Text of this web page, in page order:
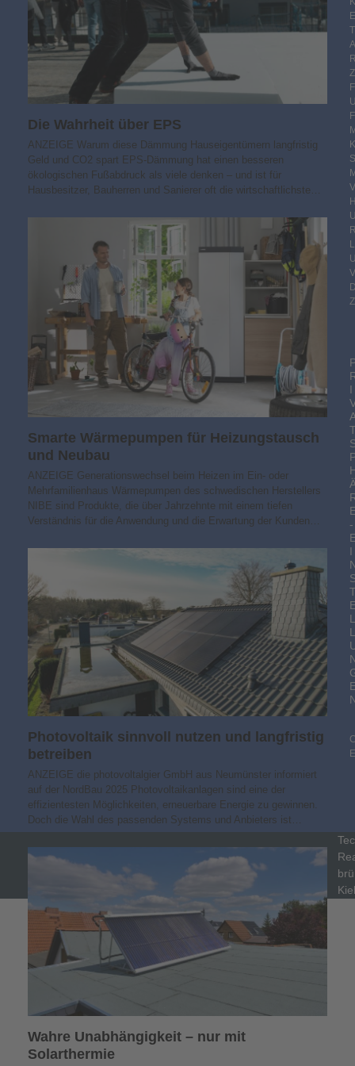
Die Wahrheit über EPS
ANZEIGE Warum diese Dämmung Hauseigentümern langfristig
Geld und CO2 spart EPS-Dämmung hat einen besseren
ökologischen Fußabdruck als viele denken – und ist für
Hausbesitzer, Bauherren und Sanierer oft die wirtschaftlichste…
Smarte Wärmepumpen für Heizungstausch
und Neubau
ANZEIGE Generationswechsel beim Heizen im Ein- oder
Mehrfamilienhaus Wärmepumpen des schwedischen Herstellers
NIBE sind Produkte, die über Jahrzehnte mit einem tiefen
Verständnis für die Anwendung und die Erwartung der Kunden…
Photovoltaik sinnvoll nutzen und langfristig
betreiben
ANZEIGE die photovoltalgier GmbH aus Neumünster informiert
auf der NordBau 2025 Photovoltaikanlagen sind eine der
effizientesten Möglichkeiten, erneuerbare Energie zu gewinnen.
Doch die Wahl des passenden Systems und Anbieters ist…
Wahre Unabhängigkeit – nur mit
Solarthermie
I
-
I
L
L
Kiel